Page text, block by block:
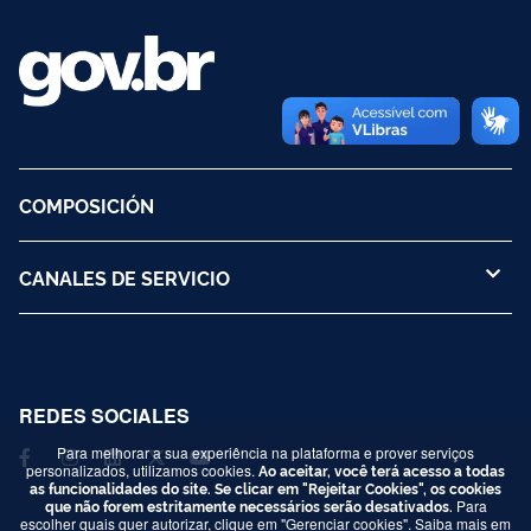
COMPOSICIÓN
CANALES DE SERVICIO
REDES SOCIALES
Para melhorar a sua experiência na plataforma e prover serviços
personalizados, utilizamos cookies. Ao aceitar, você terá acesso a todas
as funcionalidades do site. Se clicar em "Rejeitar Cookies", os cookies
que não forem estritamente necessários serão desativados. Para
escolher quais quer autorizar, clique em "Gerenciar cookies". Saiba mais em